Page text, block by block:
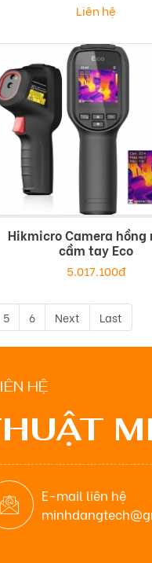
Liên hệ
Hikmicro Camera hồng
cầm tay Eco
5.017.100đ
5 6 Next Last
HỆ
E-mail liên hệ